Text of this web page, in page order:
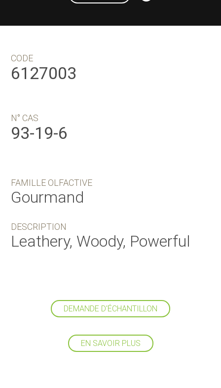
CODE
6127003
N° CAS
93-19-6
FAMILLE OLFACTIVE
Gourmand
DESCRIPTION
Leathery, Woody, Powerful
DEMANDE D'ÉCHANTILLON
EN SAVOIR PLUS